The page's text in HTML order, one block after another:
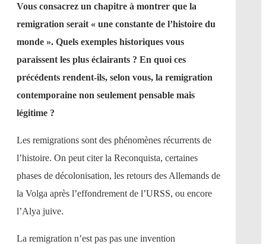
Vous consacrez un chapitre à montrer que la
remigration serait « une constante de l’histoire du
monde ». Quels exemples historiques vous
paraissent les plus éclairants ? En quoi ces
précédents rendent-ils, selon vous, la remigration
contemporaine non seulement pensable mais
légitime ?
Les remigrations sont des phénomènes récurrents de
l’histoire. On peut citer la Reconquista, certaines
phases de décolonisation, les retours des Allemands de
la Volga après l’effondrement de l’URSS, ou encore
l’Alya juive.
La remigration n’est pas pas une invention